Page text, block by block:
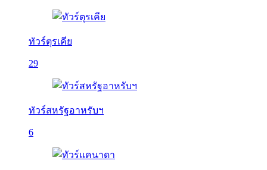
ทัวร์ตุรเคีย
29
ทัวร์สหรัฐอาหรับฯ
6